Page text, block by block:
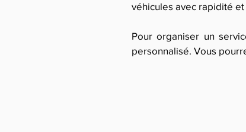
véhicules avec rapidité
Pour organiser un
personnalisé. Vous